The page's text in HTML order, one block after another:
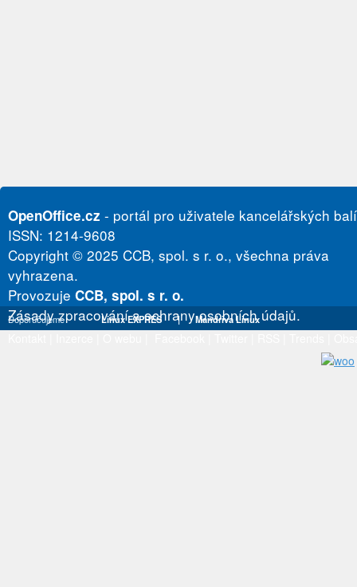
OpenOffice.cz - portál pro uživatele kancelářských
ISSN: 1214-9608
Copyright © 2025 CCB, spol. s r. o., všechna práva
vyhrazena.
Provozuje CCB, spol. s r. o.
Zásady zpracování a ochrany osobních údajů.
Doporučujeme Linux EXPRES | Mandriva Linux